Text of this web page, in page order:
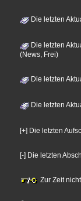
Die letzten
Die letzten
(News, Frei)
Die letzten
Die letzten
[+] Die letzten
[-] Die letzten
Zur Zeit